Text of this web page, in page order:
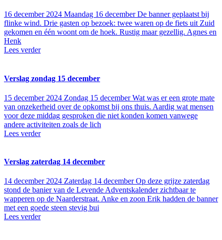
16 december 2024 Maandag 16 december De banner geplaatst bij
flinke wind. Drie gasten op bezoek: twee waren op de fiets uit Zuid
gekomen en één woont om de hoek. Rustig maar gezellig. Agnes en
Henk
Lees verder
Verslag zondag 15 december
15 december 2024 Zondag 15 december Wat was er een grote mate
van onzekerheid over de opkomst bij ons thuis. Aardig wat mensen
voor deze middag gesproken die niet konden komen vanwege
andere activiteiten zoals de lich
Lees verder
Verslag zaterdag 14 december
14 december 2024 Zaterdag 14 december Op deze grijze zaterdag
stond de banier van de Levende Adventskalender zichtbaar te
wapperen op de Naarderstraat. Anke en zoon Erik hadden de banner
met een goede steen stevig bui
Lees verder